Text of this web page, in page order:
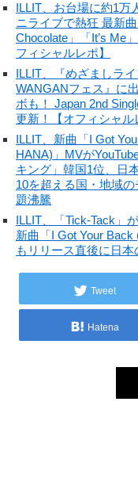
ILLIT、お台場に約1万
ニライブで熱狂 最新
Chocolate」「It’s Me
フィシャルレポ】
ILLIT、『めざましラ
WANGANフェス』に
ボも！ Japan 2nd
更新！【オフィシャル
ILLIT、新曲「I Got
HANA)」MVが
キング」韓国1位、日
10を超える国・地域
題沸騰
ILLIT、「Tick-Tack」
新曲「I Got Your Back
もリリース直後に日
Tweet
Hatena